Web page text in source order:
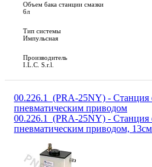
Объем бака станции смазки
6л
Тип системы
Импульсная
Производитель
I.L.C. S.r.l.
00.226.1_(PRA-25NY) - Станция
пневматическим приводом
00.226.1_(PRA-25NY) - Станция
пневматическим приводом,